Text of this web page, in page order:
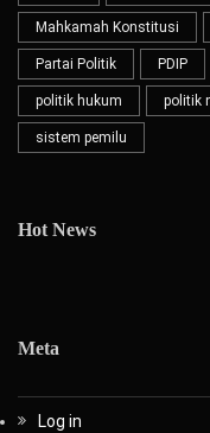
Mahkamah Konstitusi
Partai Politik PDIP
politik hukum politik
sistem pemilu
Hot News
Meta
Log in